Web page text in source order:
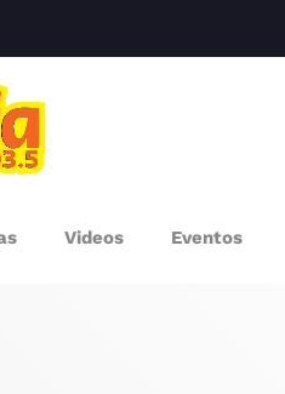
Videos Eventos